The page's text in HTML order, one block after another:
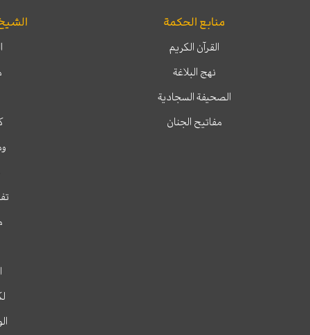
منابع الحكمة
القرآن الكريم
نهج البلاغة
الصحيفة السجادية
مفاتيح الجنان